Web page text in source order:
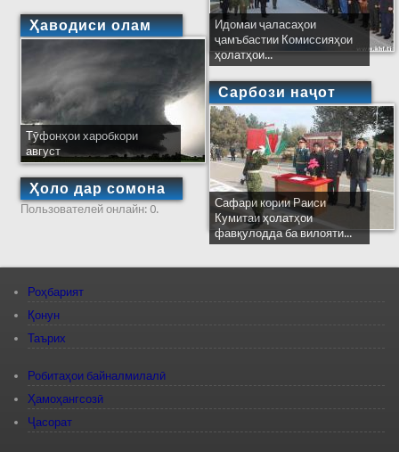
Ҳаводиси олам
Тӯфонҳои харобкори
август
Ҳоло дар сомона
Пользователей онлайн: 0.
Идомаи ҷаласаҳои
ҷамъбастии Комиссияҳои
ҳолатҳои...
Сарбози наҷот
Сафари кории Раиси
Кумитаи ҳолатҳои
фавқулодда ба вилояти...
Роҳбарият
Қонун
Таърих
Робитаҳои байналмилалӣ
Ҳамоҳангсозӣ
Ҷасорат